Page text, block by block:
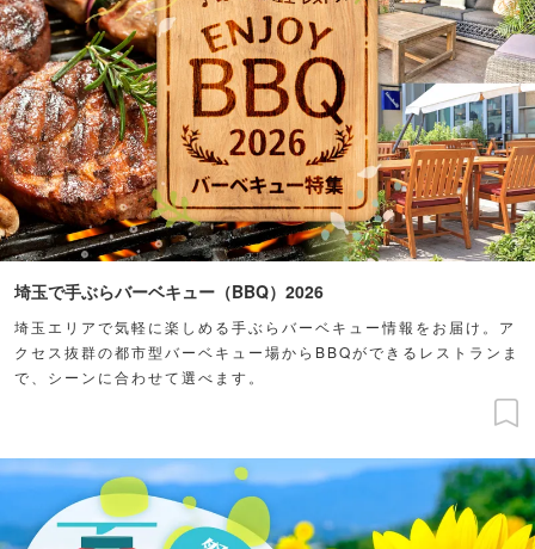
埼玉で手ぶらバーベキュー（BBQ）2026
埼玉エリアで気軽に楽しめる手ぶらバーベキュー情報をお届け。ア
クセス抜群の都市型バーベキュー場からBBQができるレストランま
で、シーンに合わせて選べます。